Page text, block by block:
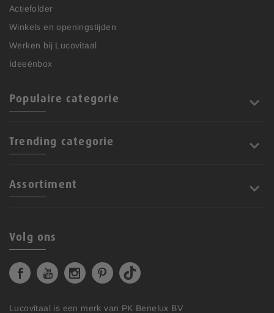
Actiefolder
Winkels en openingstijden
Werken bij Lucovitaal
Ideeënbox
Populaire categorie
Trending categorie
Assortiment
Volg ons
Lucovitaal is een merk van PK Benelux BV